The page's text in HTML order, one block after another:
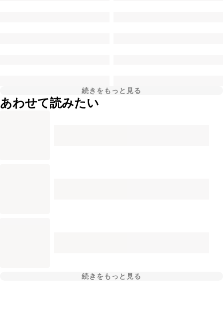
続きをもっと見る
あわせて読みたい
続きをもっと見る